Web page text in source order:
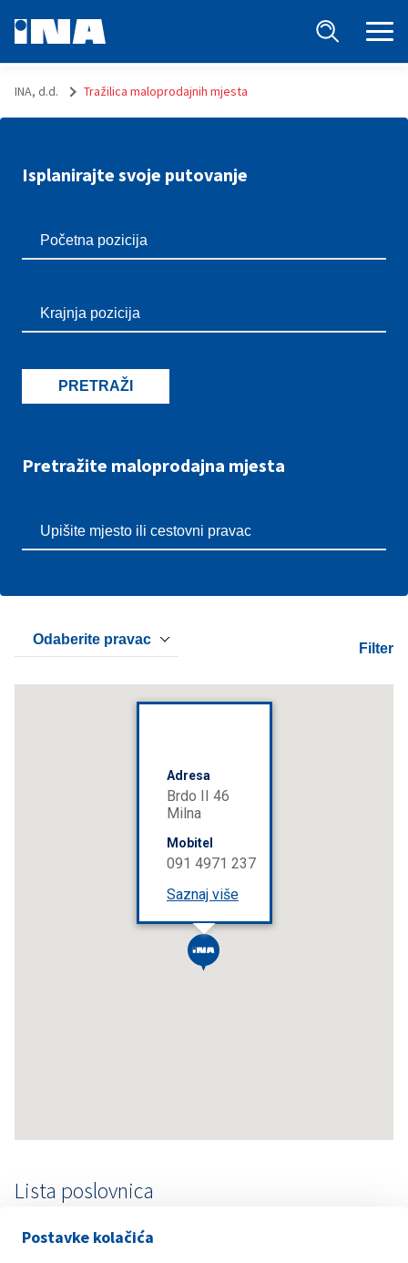
Postavke kolačića
INA, d.d. Tražilica maloprodajnih mjesta
Pretražite maloprodajna mjesta
Isplanirajte svoje putovanje
PRETRAŽI
Lista poslovnica
Odaberite pravac
Filter
Adresa
Brdo II 46
Milna
Mobitel
091 4971 237
Saznaj više